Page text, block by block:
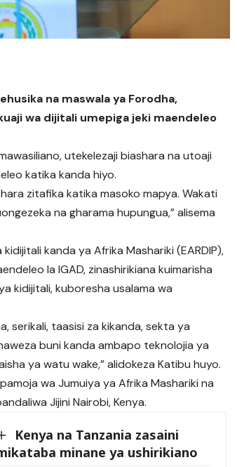
na maswala ya Forodha,
wa dijitali umepiga jeki maendeleo
utekelezaji biashara na utoaji
katika kanda hiyo.
zitafika katika masoko mapya. Wakati
na gharama hupungua,” alisema
kanda ya Afrika Mashariki (EARDIP),
la IGAD, zinashirikiana kuimarisha
kidijitali, kuboresha usalama wa
serikali, taasisi za kikanda, sekta ya
buni kanda ambapo teknolojia ya
ya watu wake,” alidokeza Katibu huyo.
wa Jumuiya ya Afrika Mashariki na
Jijini Nairobi, Kenya.
Kenya na Tanzania zasaini
minane ya ushirikiano